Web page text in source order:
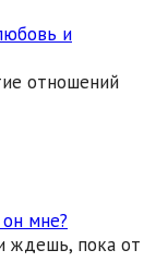
и
отношений
мне?
ждешь, пока от